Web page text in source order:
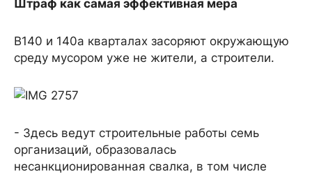
Штраф как самая эффективная мера
В140 и 140а кварталах засоряют окружающую
среду мусором уже не жители, а строители.
- Здесь ведут строительные работы семь
организаций, образовалась
несанкционированная свалка, в том числе